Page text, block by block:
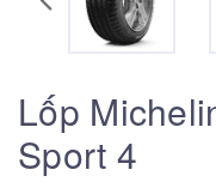
Lốp
Sport 4